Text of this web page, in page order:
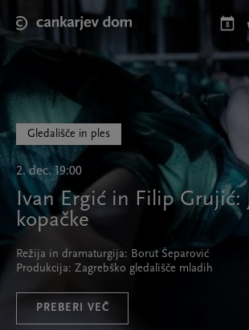
main
8
Gledališče in ples
2. dec. 19:00
Ivan Ergić in Filip Grujić:
kopačke
Režija in dramaturgija: Borut Šeparović
Produkcija: Zagrebško gledališče mladih
PREBERI VEČ